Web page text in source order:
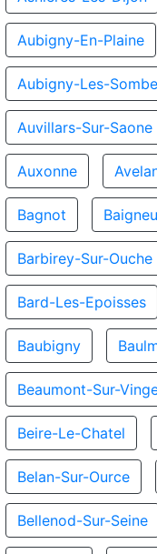
Aubigny-En-Plaine
Aubigny-Les-
Auvillars-Sur-Saone
Auxonne
Bagnot
Barbirey-Sur-Ouche
Bard-Les-Epoisses
Baubigny
Beaumont-Sur-
Beire-Le-Chatel
Belan-Sur-Ource
Bellenod-Sur-Seine